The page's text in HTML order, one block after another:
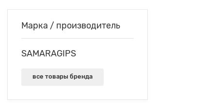
Марка / производитель
SAMARAGIPS
все товары бренда